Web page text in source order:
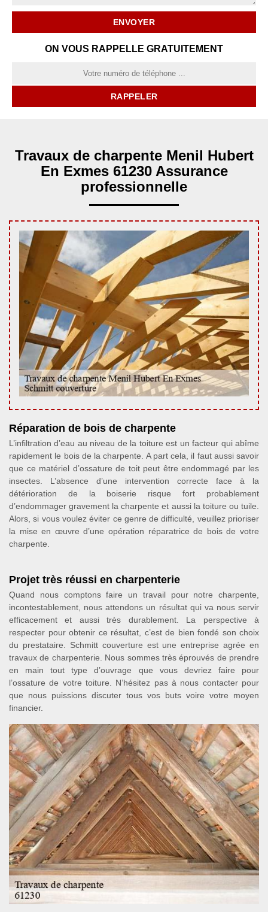
ON VOUS RAPPELLE GRATUITEMENT
Travaux de charpente Menil Hubert
En Exmes 61230 Assurance
professionnelle
Réparation de bois de charpente
L’infiltration d’eau au niveau de la toiture est un facteur qui abîme
rapidement le bois de la charpente. A part cela, il faut aussi savoir
que ce matériel d’ossature de toit peut être endommagé par les
insectes. L’absence d’une intervention correcte face à la
détérioration de la boiserie risque fort probablement
d’endommager gravement la charpente et aussi la toiture ou tuile.
Alors, si vous voulez éviter ce genre de difficulté, veuillez prioriser
la mise en œuvre d’une opération réparatrice de bois de votre
charpente.
Projet très réussi en charpenterie
Quand nous comptons faire un travail pour notre charpente,
incontestablement, nous attendons un résultat qui va nous servir
efficacement et aussi très durablement. La perspective à
respecter pour obtenir ce résultat, c’est de bien fondé son choix
du prestataire. Schmitt couverture est une entreprise agrée en
travaux de charpenterie. Nous sommes très éprouvés de prendre
en main tout type d’ouvrage que vous devriez faire pour
l’ossature de votre toiture. N’hésitez pas à nous contacter pour
que nous puissions discuter tous vos buts voire votre moyen
financier.